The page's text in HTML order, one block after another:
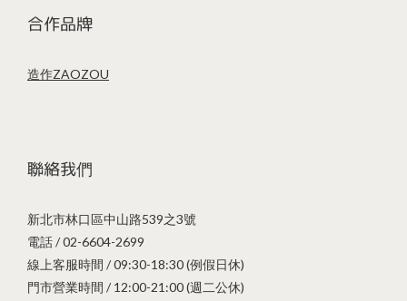
合作品牌
造作ZAOZOU
聯絡我們
新北市林口區中山路539之3號
電話 / 02-6604-2699
線上客服時間 / 09:30-18:30 (例假日休)
門市營業時間 / 12:00-21:00 (週二公休)